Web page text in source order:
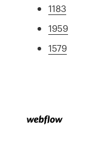
1183
1959
1579